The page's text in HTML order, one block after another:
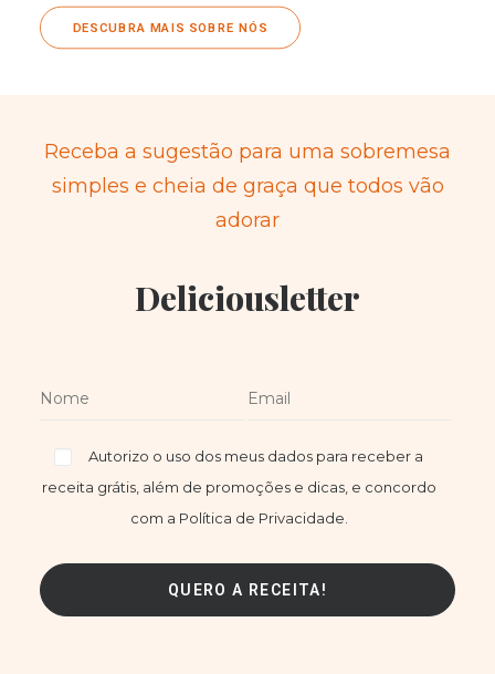
DESCUBRA MAIS SOBRE NÓS
Receba a sugestão para uma sobremesa
simples e cheia de graça que todos vão
adorar
Deliciousletter
Autorizo o uso dos meus dados para receber a
receita grátis, além de promoções e dicas, e concordo
com a Política de Privacidade.